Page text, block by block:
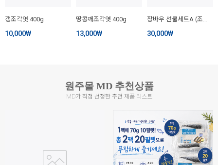
갱조각엿 400g
10,000₩
땅콩깨조각엿 400g
13,000₩
장바우 선물세트A (조청 600g + 생강조청 600g)
30,000₩
원주몰 MD 추천상품
MD가 직접 선정한 추천 제품 리스트